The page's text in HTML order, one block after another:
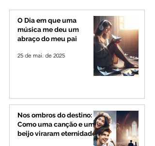
Alto Paranaíba
O Dia em que uma
música me deu um
abraço do meu pai
25 de mai. de 2025
Nos ombros do destino:
Como uma canção e um
beijo viraram eternidade